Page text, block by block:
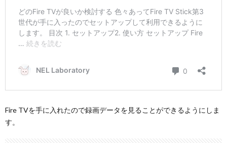
Fire TVを手に入れたので録画データを見ることができるようにしま
す。